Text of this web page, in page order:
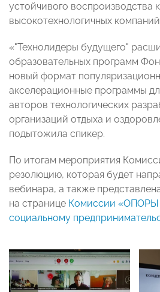
устойчивого воспроизводства
высокотехнологичных
«"Технолидеры будущего"
образовательных программ
новый формат
акселерационные программы
авторов технологических
организаций отдыха и
подытожила спикер.
По итогам мероприятия
резолюцию, которая будет
вебинара, а также
на странице Комиссии
социальному